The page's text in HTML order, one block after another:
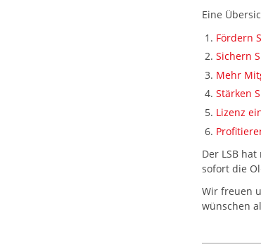
Eine
Fördern
Sichern
Mehr
Stärken
Lizenz
Der LSB
sofort die
Wir freuen
wünschen